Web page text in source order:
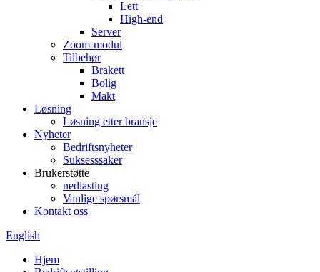
Lett
High-end
Server
Zoom-modul
Tilbehør
Brakett
Bolig
Makt
Løsning
Løsning etter bransje
Nyheter
Bedriftsnyheter
Suksesssaker
Brukerstøtte
nedlasting
Vanlige spørsmål
Kontakt oss
English
Hjem